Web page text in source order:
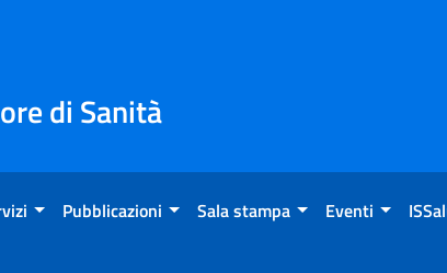
di Sanità
Pubblicazioni Sala stampa Eventi